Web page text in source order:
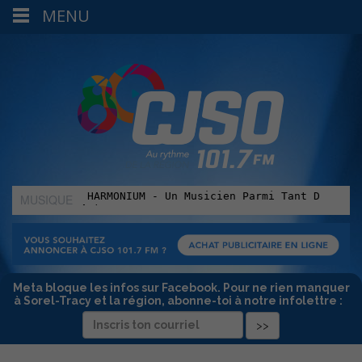
MUSIQUE
:
Meta bloque les infos sur Facebook. Pour ne rien manquer
à Sorel-Tracy et la région, abonne-toi à notre infolettre :
MENU